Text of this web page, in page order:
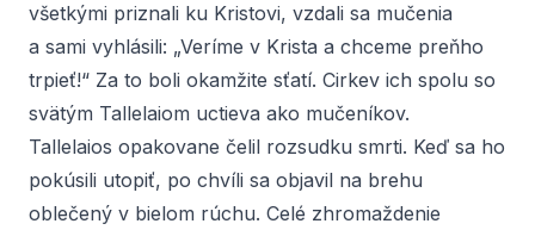
všetkými priznali ku Kristovi, vzdali sa mučenia
a sami vyhlásili: „Veríme v Krista a chceme preňho
trpieť!“ Za to boli okamžite sťatí. Cirkev ich spolu so
svätým Tallelaiom uctieva ako mučeníkov.
Tallelaios opakovane čelil rozsudku smrti. Keď sa ho
pokúsili utopiť, po chvíli sa objavil na brehu
oblečený v bielom rúchu. Celé zhromaždenie